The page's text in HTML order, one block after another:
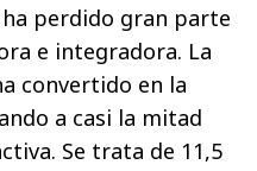
perdido gran parte
e integradora. La
convertido en la
a casi la mitad
Se trata de 11,5